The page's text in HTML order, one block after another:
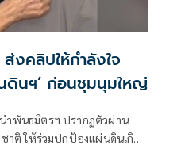
งคลิปให้กำลังใจ
ดินฯ’ ก่อนชุมนุมใหญ่
ำพันธมิตรฯ ปรากฏตัวผ่าน
าติ ให้ร่วมปกป้องแผ่นดินเกิด